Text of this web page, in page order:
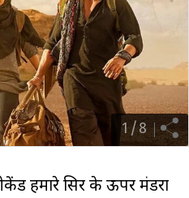
1 /8
हमारे सिर के ऊपर मंडरा